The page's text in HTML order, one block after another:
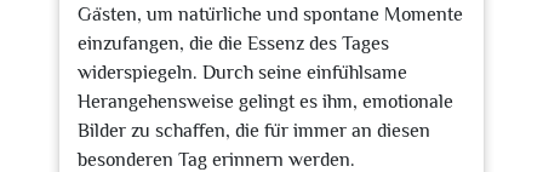
Gästen, um natürliche und spontane Momente
einzufangen, die die Essenz des Tages
widerspiegeln. Durch seine einfühlsame
Herangehensweise gelingt es ihm, emotionale
Bilder zu schaffen, die für immer an diesen
besonderen Tag erinnern werden.